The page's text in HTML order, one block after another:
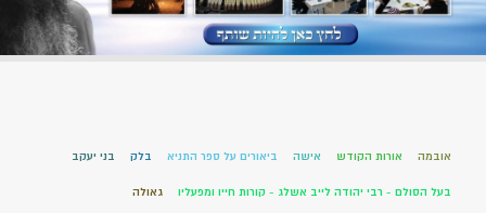
אובמה אורות הקודש אישה ביאורים על ספר התניא בלק בני יעקב
בעל הסולם - רבי יהודה לייב אשלג - קורות חייו ומפעליו גאולה